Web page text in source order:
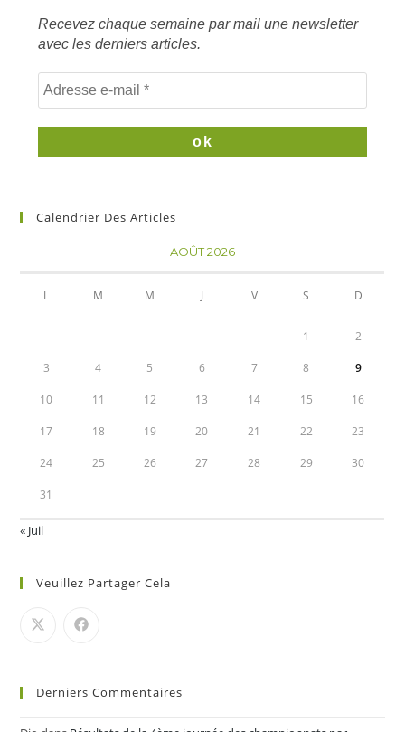
Recevez chaque semaine par mail une newsletter
avec les derniers articles.
Calendrier Des Articles
AOÛT 2026
L M M J V S D
1 2
3 4 5 6 7 8 9
10 11 12 13 14 15 16
17 18 19 20 21 22 23
24 25 26 27 28 29 30
31
« Juil
Veuillez Partager Cela
Derniers Commentaires